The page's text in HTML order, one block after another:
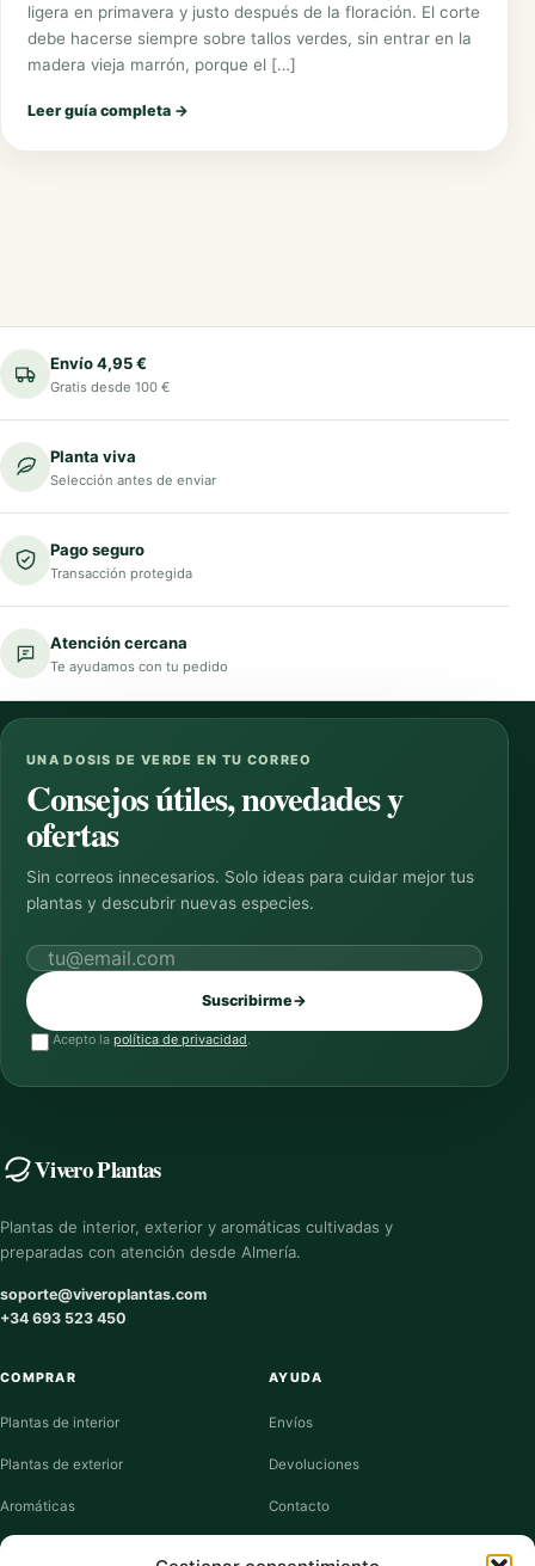
ligera en primavera y justo después de la floración. El corte
debe hacerse siempre sobre tallos verdes, sin entrar en la
madera vieja marrón, porque el […]
Leer guía completa →
Envío 4,95 €
Gratis desde 100 €
Planta viva
Selección antes de enviar
Pago seguro
Transacción protegida
Atención cercana
Te ayudamos con tu pedido
UNA DOSIS DE VERDE EN TU CORREO
Consejos útiles, novedades y
ofertas
Sin correos innecesarios. Solo ideas para cuidar mejor tus
plantas y descubrir nuevas especies.
Correo electrónico
Suscribirme→
Acepto la política de privacidad.
Vivero Plantas
Plantas de interior, exterior y aromáticas cultivadas y
preparadas con atención desde Almería.
soporte@viveroplantas.com
+34 693 523 450
COMPRAR
Plantas de interior
Plantas de exterior
Aromáticas
Suculentas
AYUDA
Envíos
Devoluciones
Contacto